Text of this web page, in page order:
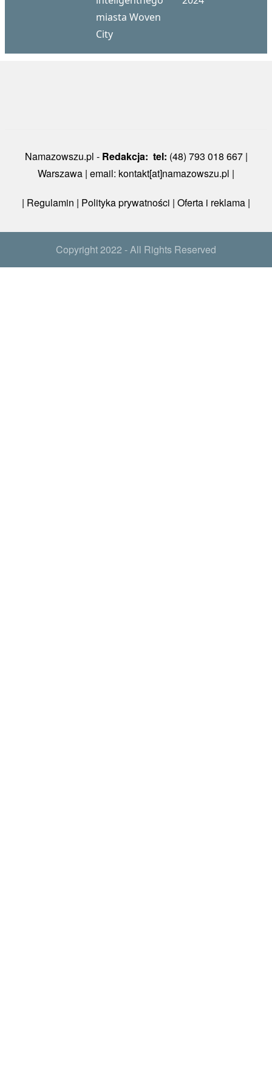
miasta Woven
City
Namazowszu.pl - Redakcja: tel: (48) 793 018 667 |
Warszawa | email: kontakt[at]namazowszu.pl |
| Regulamin | Polityka prywatności | Oferta i reklama |
Copyright 2022 - All Rights Reserved